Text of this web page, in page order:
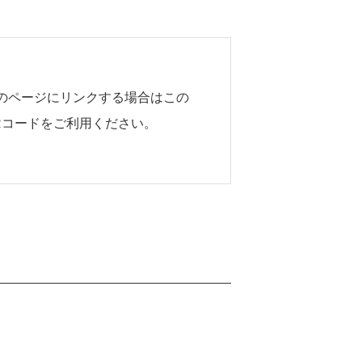
ページにリンクする場合はこの
ードをご利用ください。